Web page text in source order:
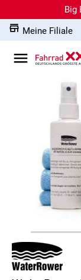
Big
Meine Filiale